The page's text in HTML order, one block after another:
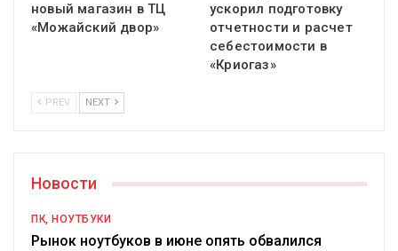
новый магазин в ТЦ
«Можайский двор»
ускорил подготовку
отчетности и расчет
себестоимости в
«Криогаз»
PREV NEXT
Новости
ПК, НОУТБУКИ
Рынок ноутбуков в июне опять обвалился